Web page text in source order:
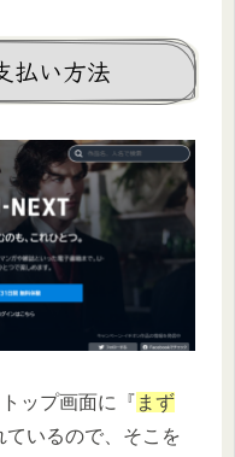
払い方法
ップ画面に『 まず
ているので、そこを